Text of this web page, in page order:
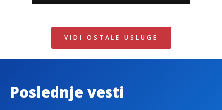
VIDI OSTALE USLUGE
Poslednje vesti